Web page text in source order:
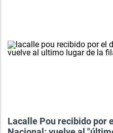
Lacalle Pou recibido por